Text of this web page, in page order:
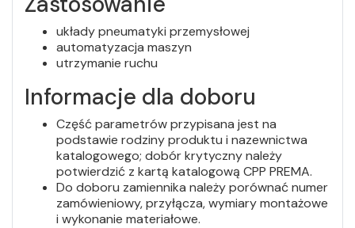
układy pneumatyki przemysłowej
automatyzacja maszyn
utrzymanie ruchu
Informacje dla doboru
Część parametrów przypisana jest na
podstawie rodziny produktu i nazewnictwa
katalogowego; dobór krytyczny należy
potwierdzić z kartą katalogową CPP PREMA.
Do doboru zamiennika należy porównać numer
zamówieniowy, przyłącza, wymiary montażowe
i wykonanie materiałowe.